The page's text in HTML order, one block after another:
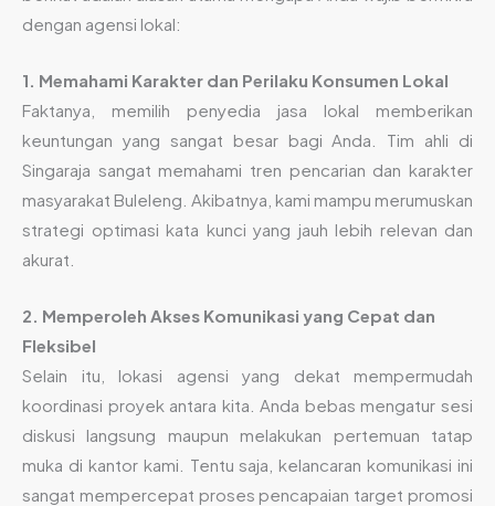
dengan agensi lokal:
1. Memahami Karakter dan Perilaku Konsumen Lokal
Faktanya, memilih penyedia jasa lokal memberikan
keuntungan yang sangat besar bagi Anda. Tim ahli di
Singaraja sangat memahami tren pencarian dan karakter
masyarakat Buleleng. Akibatnya, kami mampu merumuskan
strategi optimasi kata kunci yang jauh lebih relevan dan
akurat.
2. Memperoleh Akses Komunikasi yang Cepat dan
Fleksibel
Selain itu, lokasi agensi yang dekat mempermudah
koordinasi proyek antara kita. Anda bebas mengatur sesi
diskusi langsung maupun melakukan pertemuan tatap
muka di kantor kami. Tentu saja, kelancaran komunikasi ini
sangat mempercepat proses pencapaian target promosi